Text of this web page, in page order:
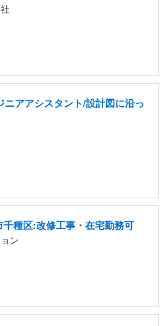
アアシスタント/設計図に沿っ
種区:改修工事・在宅勤務可
ン